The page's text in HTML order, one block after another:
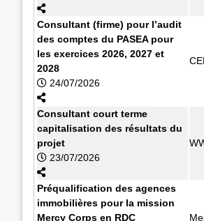
Consultant (firme) pour l’audit
des comptes du PASEA pour
les exercices 2026, 2027 et
2028
24/07/2026
Consultant court terme
capitalisation des résultats du
projet
23/07/2026
Préqualification des agences
immobilières pour la mission
Mercy Corps en RDC